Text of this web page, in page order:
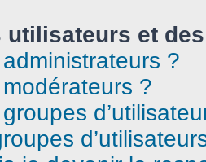
utilisateurs et
?
?